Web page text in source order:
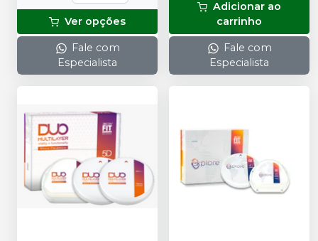
Ver opções
Fale com
Especialista
Adicionar ao
carrinho
Fale com
Especialista